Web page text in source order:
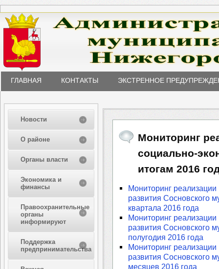
ГЛАВНАЯ КОНТАКТЫ ЭКСТРЕННОЕ
Новости
О районе
Органы власти
Экономика и
финансы
Правоохранительные
органы
информируют
Поддержка
предпринимательства
Мониторинг
социально-
итогам 2016
Мониторинг реализации
развития Сосновского
квартала 2016 года
Мониторинг реализации
развития Сосновского
полугодия 2016 года
Мониторинг реализации
развития Сосновского
месяцев 2016 года